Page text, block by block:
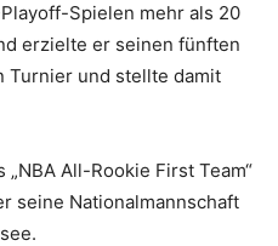
Spielen mehr als 20
erzielte er seinen fünften
Turnier und stellte damit
All-Rookie First Team“
seine Nationalmannschaft